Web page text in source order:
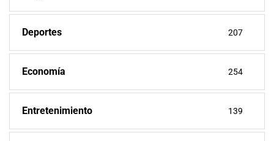
Deportes 207
Economía 254
Entretenimiento 139